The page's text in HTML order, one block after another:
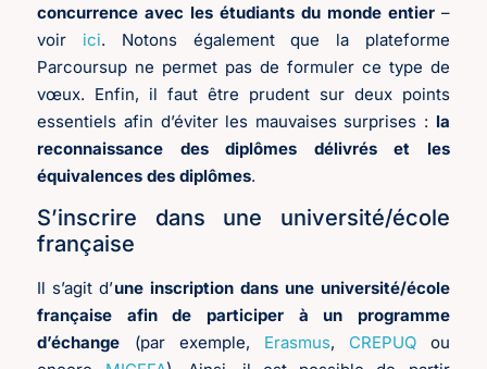
concurrence avec les étudiants du monde entier–
voir ici. Notons également que la plateforme
Parcoursup ne permet pas de formuler ce type de
vœux. Enfin, il faut être prudent sur deux points
essentiels afin d’éviter les mauvaises surprises : la
reconnaissance des diplômes délivrés et les
équivalences des diplômes.
S’inscrire dans une université/école
française
Il s’agit d’une inscription dans une université/école
française afin de participer à un programme
d’échange (par exemple, Erasmus, CREPUQou